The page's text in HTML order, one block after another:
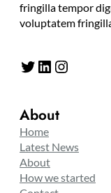
fringilla tempor
voluptatem
Twitter LinkedIn Instagram
About
Home
Latest News
About
How we started